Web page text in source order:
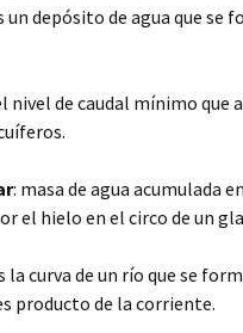
un depósito de agua que se
nivel de caudal mínimo que
: masa de agua acumulada
el hielo en el circo de un
la curva de un río que se
producto de la corriente.